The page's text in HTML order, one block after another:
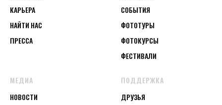
КАРЬЕРА
НАЙТИ НАС
ПРЕССА
СОБЫТИЯ
ФОТОТУРЫ
ФОТОКУРСЫ
ФЕСТИВАЛИ
МЕДИА
НОВОСТИ
ПОДДЕРЖКА
ДРУЗЬЯ